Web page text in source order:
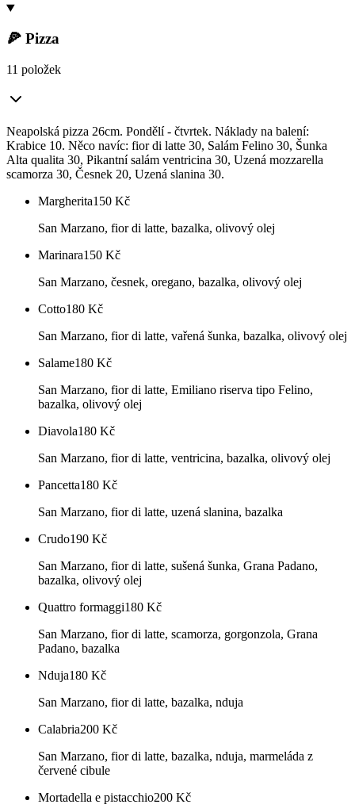
🍕 Pizza
11 položek
Neapolská pizza 26cm. Pondělí - čtvrtek. Náklady na balení:
Krabice 10. Něco navíc: fior di latte 30, Salám Felino 30, Šunka
Alta qualita 30, Pikantní salám ventricina 30, Uzená mozzarella
scamorza 30, Česnek 20, Uzená slanina 30.
Margherita150 Kč
San Marzano, fior di latte, bazalka, olivový olej
Marinara150 Kč
San Marzano, česnek, oregano, bazalka, olivový olej
Cotto180 Kč
San Marzano, fior di latte, vařená šunka, bazalka, olivový olej
Salame180 Kč
San Marzano, fior di latte, Emiliano riserva tipo Felino,
bazalka, olivový olej
Diavola180 Kč
San Marzano, fior di latte, ventricina, bazalka, olivový olej
Pancetta180 Kč
San Marzano, fior di latte, uzená slanina, bazalka
Crudo190 Kč
San Marzano, fior di latte, sušená šunka, Grana Padano,
bazalka, olivový olej
Quattro formaggi180 Kč
San Marzano, fior di latte, scamorza, gorgonzola, Grana
Padano, bazalka
Nduja180 Kč
San Marzano, fior di latte, bazalka, nduja
Calabria200 Kč
San Marzano, fior di latte, bazalka, nduja, marmeláda z
červené cibule
Mortadella e pistacchio200 Kč